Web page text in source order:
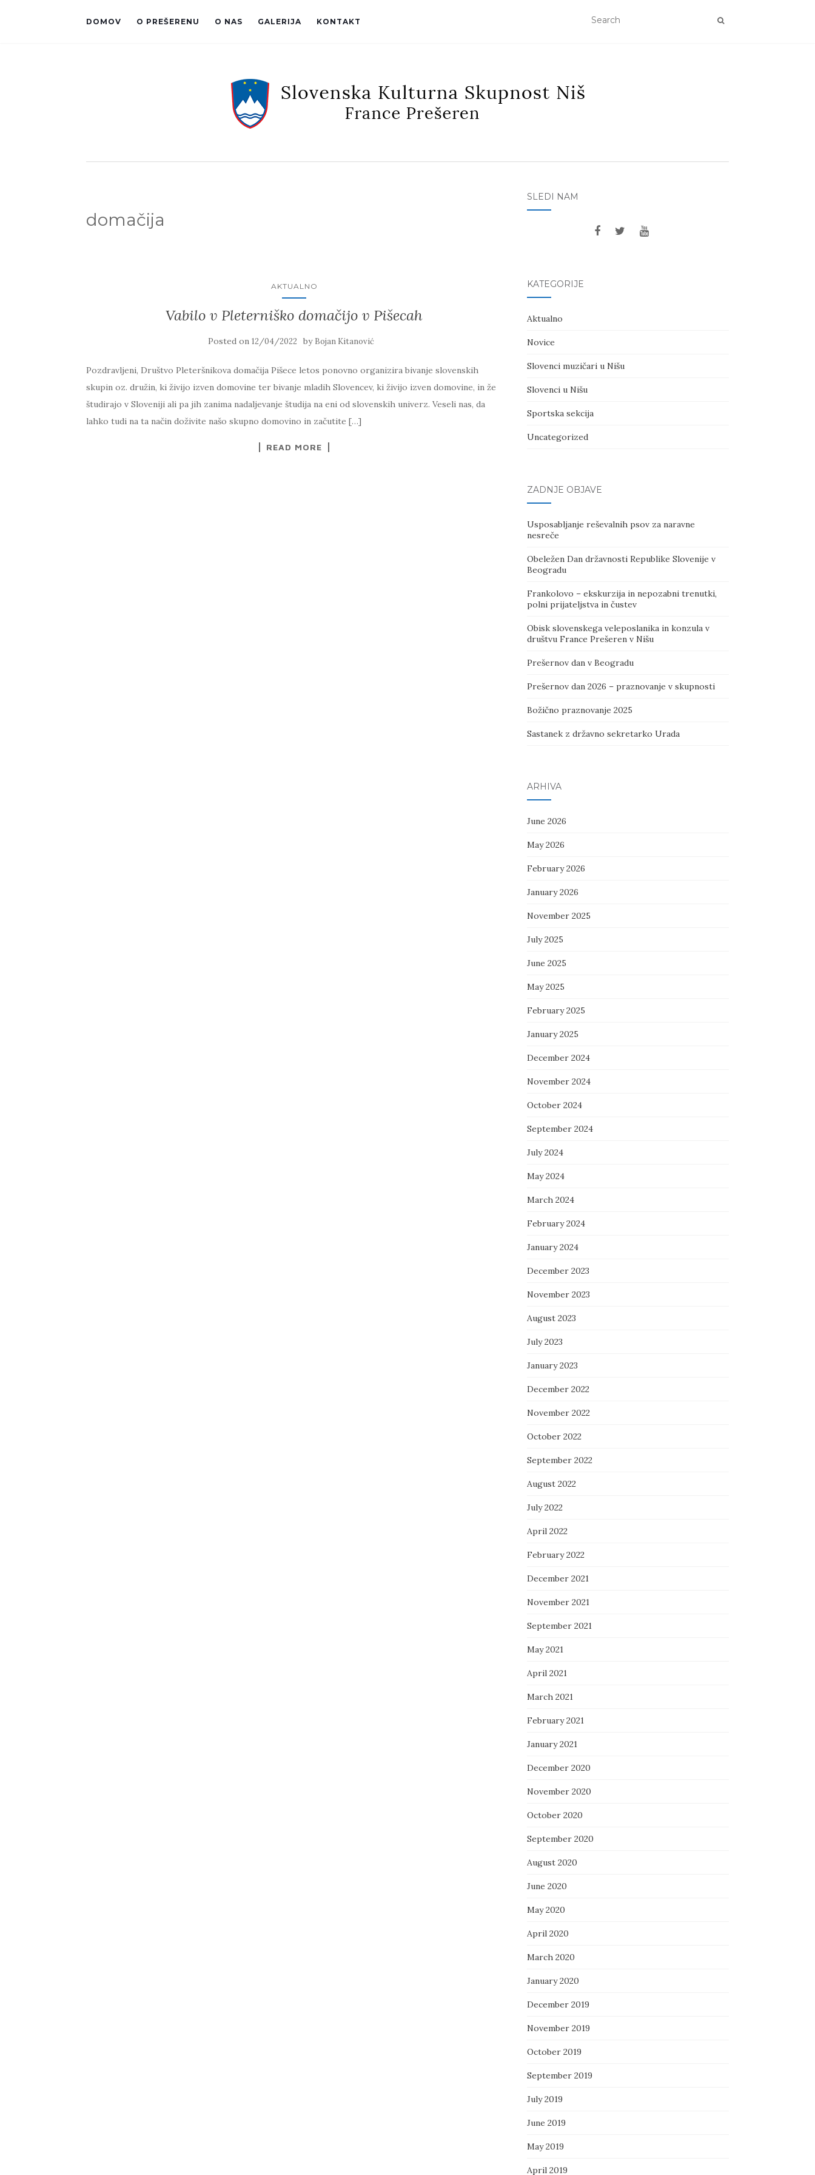
DOMOV O PREŠERENU O NAS GALERIJA KONTAKT
domačija
AKTUALNO
Vabilo v Pleterniško domačijo v Pišecah
Posted on12/04/2022 by Bojan Kitanović
Pozdravljeni, Društvo Pleteršnikova domačija Pišece letos ponovno organizira bivanje slovenskih
skupin oz. družin, ki živijo izven domovine ter bivanje mladih Slovencev, ki živijo izven domovine, in že
študirajo v Sloveniji ali pa jih zanima nadaljevanje študija na eni od slovenskih univerz. Veseli nas, da
lahko tudi na ta način doživite našo skupno domovino in začutite […]
READ MORE
SLEDI NAM
KATEGORIJE
Aktualno
Novice
Slovenci muzičari u Nišu
Slovenci u Nišu
Sportska sekcija
Uncategorized
ZADNJE OBJAVE
Usposabljanje reševalnih psov za naravne
nesreče
Obeležen Dan državnosti Republike Slovenije v
Beogradu
Frankolovo – ekskurzija in nepozabni trenutki,
polni prijateljstva in čustev
Obisk slovenskega veleposlanika in konzula v
društvu France Prešeren v Nišu
Prešernov dan v Beogradu
Prešernov dan 2026 – praznovanje v skupnosti
Božično praznovanje 2025
Sastanek z državno sekretarko Urada
ARHIVA
June 2026
May 2026
February 2026
January 2026
November 2025
July 2025
June 2025
May 2025
February 2025
January 2025
December 2024
November 2024
October 2024
September 2024
July 2024
May 2024
March 2024
February 2024
January 2024
December 2023
November 2023
August 2023
July 2023
January 2023
December 2022
November 2022
October 2022
September 2022
August 2022
July 2022
April 2022
February 2022
December 2021
November 2021
September 2021
May 2021
April 2021
March 2021
February 2021
January 2021
December 2020
November 2020
October 2020
September 2020
August 2020
June 2020
May 2020
April 2020
March 2020
January 2020
December 2019
November 2019
October 2019
September 2019
July 2019
June 2019
May 2019
April 2019